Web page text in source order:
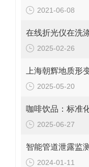
2021-06-08
2025-02-26
上海朝辉地质形
2025-05-20
2025-06-27
智能管道泄露监
2024-01-11